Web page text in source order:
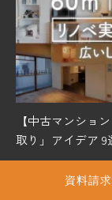
資料請求
【中古マンショ
取り」アイデア 9